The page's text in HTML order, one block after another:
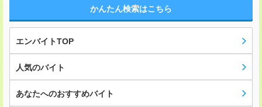
かんたん検索はこちら
エンバイトTOP
人気のバイト
あなたへのおすすめバイト